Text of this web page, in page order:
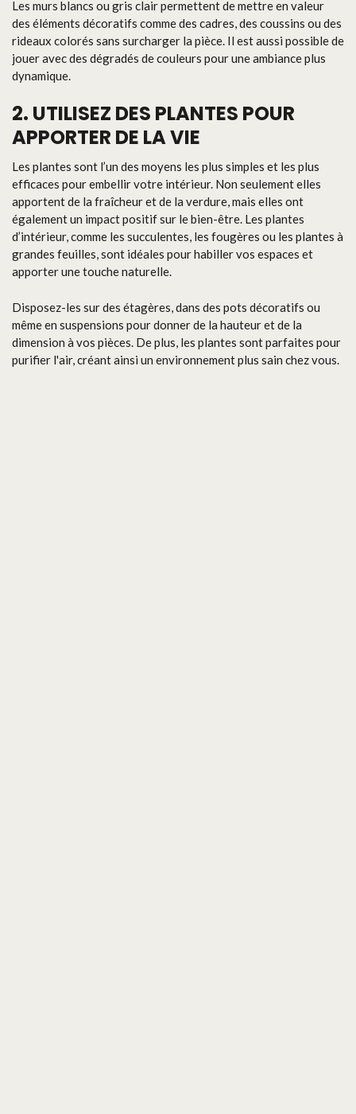
Les murs blancs ou gris clair permettent de mettre en valeur
des éléments décoratifs comme des cadres, des coussins ou des
rideaux colorés sans surcharger la pièce. Il est aussi possible de
jouer avec des dégradés de couleurs pour une ambiance plus
dynamique.
2. UTILISEZ DES PLANTES POUR
APPORTER DE LA VIE
Les plantes sont l’un des moyens les plus simples et les plus
efficaces pour embellir votre intérieur. Non seulement elles
apportent de la fraîcheur et de la verdure, mais elles ont
également un impact positif sur le bien-être. Les plantes
d’intérieur, comme les succulentes, les fougères ou les plantes à
grandes feuilles, sont idéales pour habiller vos espaces et
apporter une touche naturelle.
Disposez-les sur des étagères, dans des pots décoratifs ou
même en suspensions pour donner de la hauteur et de la
dimension à vos pièces. De plus, les plantes sont parfaites pour
purifier l'air, créant ainsi un environnement plus sain chez vous.